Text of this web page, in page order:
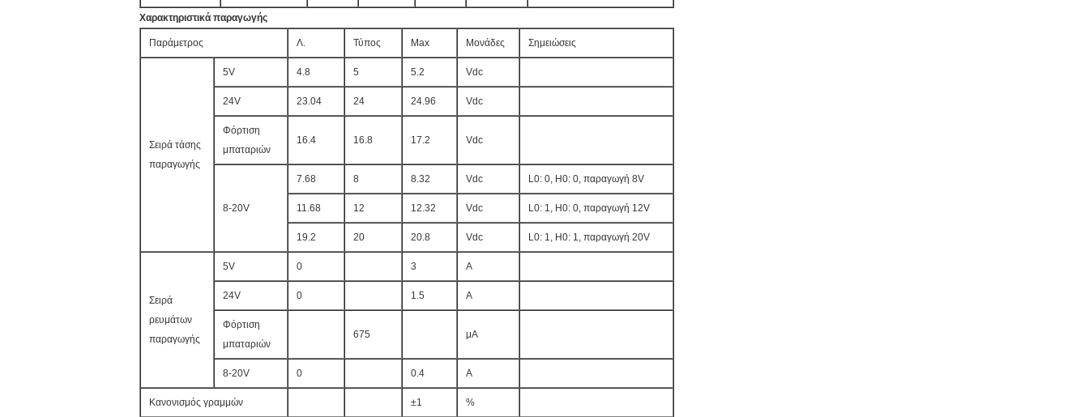
Χαρακτηριστικά παραγωγής
Παράμετρος Λ. Τύπος Max Μονάδες Σημειώσεις
Σειρά τάσης
παραγωγής
5V 4.8 5 5.2 Vdc
24V 23.04 24 24.96 Vdc
Φόρτιση
μπαταριών
16.4 16.8 17.2 Vdc
8-20V
7.68 8 8.32 Vdc L0: 0, H0: 0, παραγωγή 8V
11.68 12 12.32 Vdc L0: 1, H0: 0, παραγωγή 12V
19.2 20 20.8 Vdc L0: 1, H0: 1, παραγωγή 20V
Σειρά
ρευμάτων
παραγωγής
5V 0 3 Α
24V 0 1.5 Α
Φόρτιση
μπαταριών
675 μΑ
8-20V 0 0.4 Α
Κανονισμός γραμμών ±1 %